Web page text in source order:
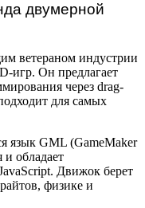
двумерной
ветераном индустрии
игр. Он предлагает
через drag-
для самых
язык GML (GameMaker
и обладает
Движок берет
физике и